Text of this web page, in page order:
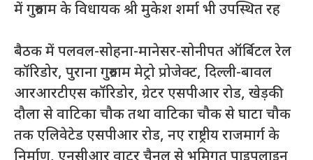
में गुरुग्राम के विधायक श्री मुकेश शर्मा भी उपस्थित रह
बैठक में पलवल-सोहना-मानेसर-सोनीपत ऑर्बिटल रेल
कॉरिडोर, पुराना गुरुग्राम मेट्रो प्रोजेक्ट, दिल्ली-बावल
आरआरटीएस कॉरिडोर, ग्रेटर एसपीआर रोड, खेड़की
दौला से वाटिका चौक तथा वाटिका चौक से घाटा चौक
तक एलिवेटेड एसपीआर रोड, नए राष्ट्रीय राजमार्ग के